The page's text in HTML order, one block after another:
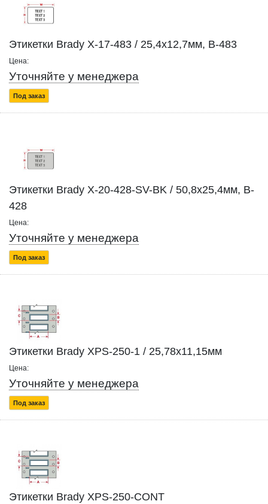
Этикетки Brady X-17-483 / 25,4x12,7мм, B-483
Цена:
Уточняйте у менеджера
Под заказ
Этикетки Brady X-20-428-SV-BK / 50,8x25,4мм, B-
428
Цена:
Уточняйте у менеджера
Под заказ
Этикетки Brady XPS-250-1 / 25,78x11,15мм
Цена:
Уточняйте у менеджера
Под заказ
Этикетки Brady XPS-250-CONT